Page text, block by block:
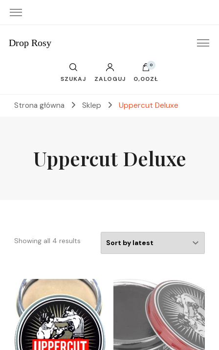
Drop Rosy
SZUKAJ ZALOGUJ
0
0,00ZŁ
Strona główna Sklep Uppercut Deluxe
Uppercut Deluxe
Showing all 4 results